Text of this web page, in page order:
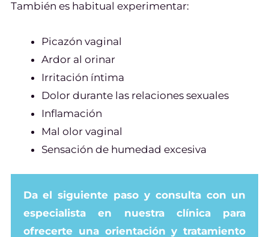
También es habitual experimentar:
Picazón vaginal
Ardor al orinar
Irritación íntima
Dolor durante las relaciones sexuales
Inflamación
Mal olor vaginal
Sensación de humedad excesiva
Da el siguiente paso y consulta con un
especialista en nuestra clínica para
ofrecerte una orientación y tratamiento